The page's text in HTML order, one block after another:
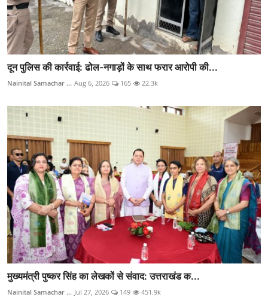
दून पुलिस की कार्रवाई: ढोल-नगाड़ों के साथ फरार आरोपी की...
Nainital Samachar ... Aug 6, 2026 165 22.3k
मुख्यमंत्री पुष्कर सिंह का लेखकों से संवाद: उत्तराखंड क...
Nainital Samachar ... Jul 27, 2026 149 451.9k